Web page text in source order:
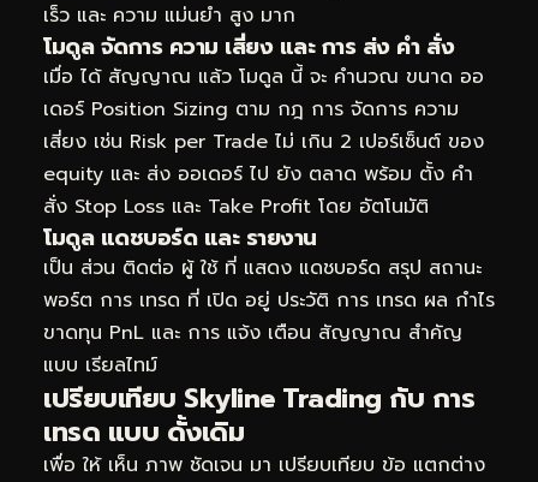
เร็ว และ ความ แม่นยำ สูง มาก
โมดูล จัดการ ความ เสี่ยง และ การ ส่ง คำ สั่ง
เมื่อ ได้ สัญญาณ แล้ว โมดูล นี้ จะ คำนวณ ขนาด ออ
เดอร์ Position Sizing ตาม กฎ การ จัดการ ความ
เสี่ยง เช่น Risk per Trade ไม่ เกิน 2 เปอร์เซ็นต์ ของ
equity และ ส่ง ออเดอร์ ไป ยัง ตลาด พร้อม ตั้ง คำ
สั่ง Stop Loss และ Take Profit โดย อัตโนมัติ
โมดูล แดชบอร์ด และ รายงาน
เป็น ส่วน ติดต่อ ผู้ ใช้ ที่ แสดง แดชบอร์ด สรุป สถานะ
พอร์ต การ เทรด ที่ เปิด อยู่ ประวัติ การ เทรด ผล กำไร
ขาดทุน PnL และ การ แจ้ง เตือน สัญญาณ สำคัญ
แบบ เรียลไทม์
เปรียบเทียบ Skyline Trading กับ การ
เทรด แบบ ดั้งเดิม
เพื่อ ให้ เห็น ภาพ ชัดเจน มา เปรียบเทียบ ข้อ แตกต่าง